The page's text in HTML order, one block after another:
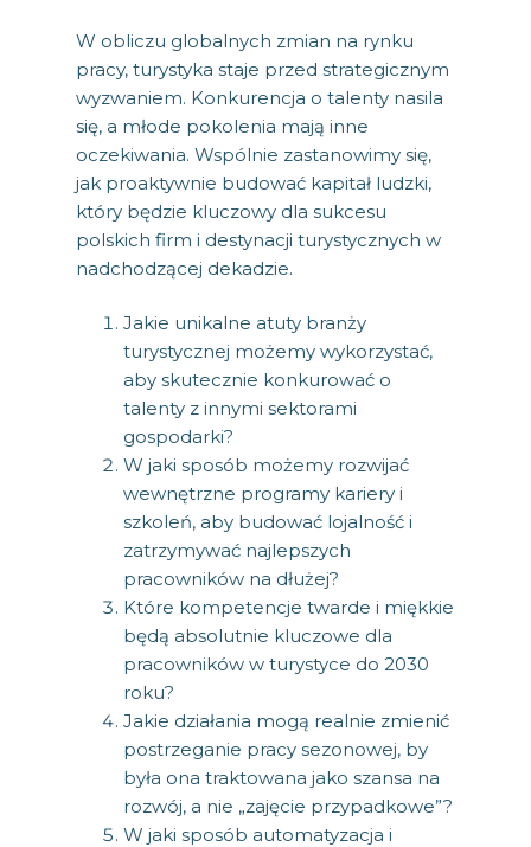
W obliczu globalnych zmian na rynku
pracy, turystyka staje przed strategicznym
wyzwaniem. Konkurencja o talenty nasila
się, a młode pokolenia mają inne
oczekiwania. Wspólnie zastanowimy się,
jak proaktywnie budować kapitał ludzki,
który będzie kluczowy dla sukcesu
polskich firm i destynacji turystycznych w
nadchodzącej dekadzie.
Jakie unikalne atuty branży
turystycznej możemy wykorzystać,
aby skutecznie konkurować o
talenty z innymi sektorami
gospodarki?
W jaki sposób możemy rozwijać
wewnętrzne programy kariery i
szkoleń, aby budować lojalność i
zatrzymywać najlepszych
pracowników na dłużej?
Które kompetencje twarde i miękkie
będą absolutnie kluczowe dla
pracowników w turystyce do 2030
roku?
Jakie działania mogą realnie zmienić
postrzeganie pracy sezonowej, by
była ona traktowana jako szansa na
rozwój, a nie „zajęcie przypadkowe”?
W jaki sposób automatyzacja i